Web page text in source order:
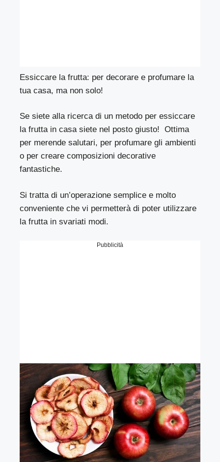
Essiccare la frutta: per decorare e profumare la
tua casa, ma non solo!
Se siete alla ricerca di un metodo per essiccare
la frutta in casasiete nel posto giusto! Ottima
per merende salutari, per profumare gli ambienti
o per creare composizioni decorative
fantastiche.
Si tratta di un’operazione semplice e molto
conveniente che vi permetterà di poter utilizzare
la frutta in svariati modi.
Pubblicità